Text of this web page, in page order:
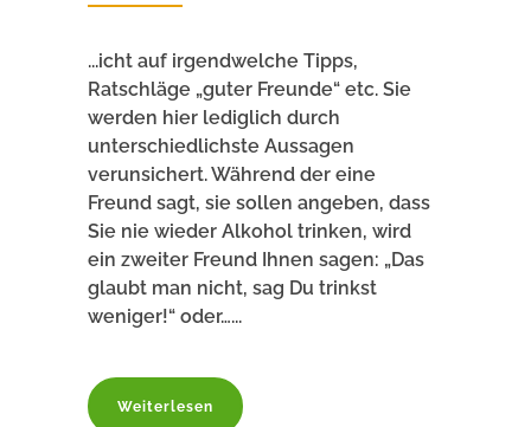
...icht auf irgendwelche Tipps,
Ratschläge „guter Freunde“ etc. Sie
werden hier lediglich durch
unterschiedlichste Aussagen
verunsichert. Während der eine
Freund sagt, sie sollen angeben, dass
Sie nie wieder Alkohol trinken, wird
ein zweiter Freund Ihnen sagen: „Das
glaubt man nicht, sag Du trinkst
weniger!“ oder…...
Weiterlesen